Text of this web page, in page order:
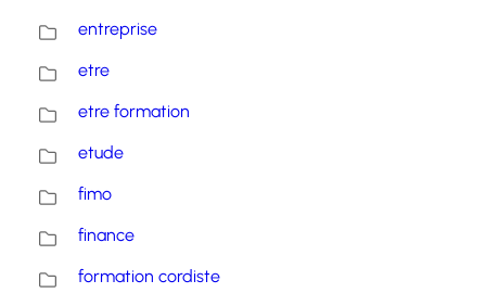
entreprise
etre
etre formation
etude
fimo
finance
formation cordiste